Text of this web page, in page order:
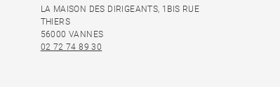
LA MAISON DES DIRIGEANTS, 1BIS RUE
THIERS
56000 VANNES
02 72 74 89 30